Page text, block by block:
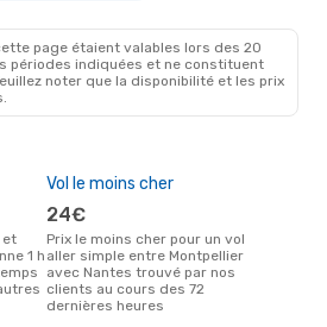
page étaient valables lors des 20
périodes indiquées et ne constituent
noter que la disponibilité et les prix
1 h
Vol le moins cher
24€
Prix le moins cher pour un vol
aller simple entre Montpellier
avec Nantes trouvé par nos
clients au cours des 72
dernières heures